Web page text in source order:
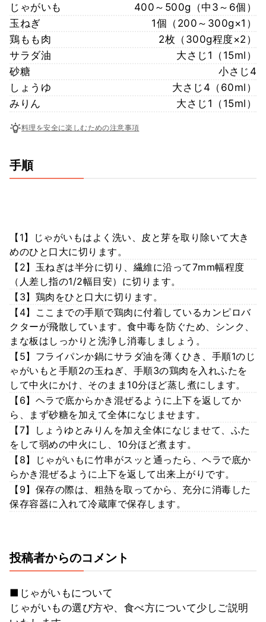
じゃがいも
400～500g（中3～6個）
玉ねぎ
1個（200～300g×1）
鶏もも肉
2枚（300g程度×2）
サラダ油
大さじ1（15ml）
砂糖
小さじ4
しょうゆ
大さじ4（60ml）
みりん
大さじ1（15ml）
料理を安全に楽しむための注意事項
手順
【1】じゃがいもはよく洗い、皮と芽を取り除いて大き
めのひと口大に切ります。
【2】玉ねぎは半分に切り、繊維に沿って7mm幅程度
（人差し指の1/2幅目安）に切ります。
【3】鶏肉をひと口大に切ります。
【4】ここまでの手順で鶏肉に付着しているカンピロバ
クターが飛散しています。食中毒を防ぐため、シンク、
まな板はしっかりと洗浄し消毒しましょう。
【5】フライパンか鍋にサラダ油を薄くひき、手順1のじ
ゃがいもと手順2の玉ねぎ、手順3の鶏肉を入れふたを
して中火にかけ、そのまま10分ほど蒸し煮にします。
【6】ヘラで底からかき混ぜるように上下を返してか
ら、まず砂糖を加えて全体になじませます。
【7】しょうゆとみりんを加え全体になじませて、ふた
をして弱めの中火にし、10分ほど煮ます。
【8】じゃがいもに竹串がスッと通ったら、ヘラで底か
らかき混ぜるように上下を返して出来上がりです。
【9】保存の際は、粗熱を取ってから、充分に消毒した
保存容器に入れて冷蔵庫で保存します。
投稿者からのコメント
■じゃがいもについて
じゃがいもの選び方や、食べ方について少しご説明